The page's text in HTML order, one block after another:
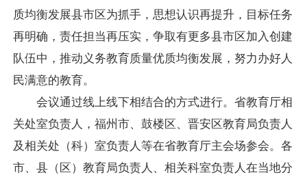
质均衡发展县市区为抓手，思想认识再提升，目标任务
再明确，责任担当再压实，争取有更多县市区加入创建
队伍中，推动义务教育质量优质均衡发展，努力办好人
民满意的教育。
会议通过线上线下相结合的方式进行。省教育厅相
关处室负责人，福州市、鼓楼区、晋安区教育局负责人
及相关处（科）室负责人等在省教育厅主会场参会。各
市、县（区）教育局负责人、相关科室负责人在当地分